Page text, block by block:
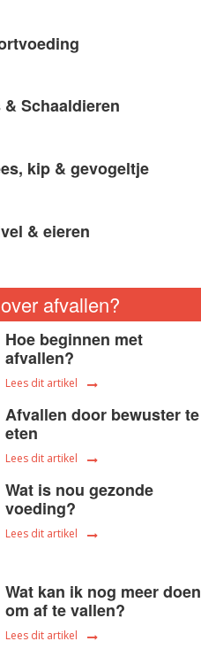
& Schaaldieren
kip & gevogeltje
& eieren
afvallen?
Hoe beginnen met
afvallen?
Lees dit artikel
Afvallen door bewuster te
eten
Lees dit artikel
Wat is nou gezonde
voeding?
Lees dit artikel
Wat kan ik nog meer doen
om af te vallen?
Lees dit artikel